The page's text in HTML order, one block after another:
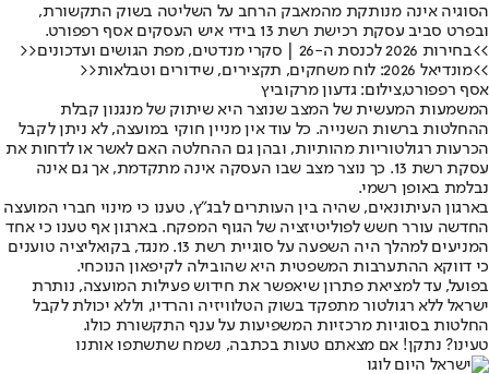
הסוגיה אינה מנותקת מהמאבק הרחב על השליטה בשוק התקשורת,
ובפרט סביב עסקת רכישת רשת 13 בידי איש העסקים אסף רפפורט.
>>בחירות 2026 לכנסת ה-26 | סקרי מנדטים, מפת הגושים ועדכונים<<
>>מונדיאל 2026: לוח משחקים, תקצירים, שידורים וטבלאות<<
אסף רפפורט,צילום: גדעון מרקוביץ
המשמעות המעשית של המצב שנוצר היא שיתוק של מנגנון קבלת
ההחלטות ברשות השנייה. כל עוד אין מניין חוקי במועצה, לא ניתן לקבל
הכרעות רגולטוריות מהותיות, ובהן גם ההחלטה האם לאשר או לדחות את
עסקת רשת 13. כך נוצר מצב שבו העסקה אינה מתקדמת, אך גם אינה
נבלמת באופן רשמי.
בארגון העיתונאים, שהיה בין העותרים לבג"ץ, טענו כי מינוי חברי המועצה
החדשה עורר חשש לפוליטיזציה של הגוף המפקח. בארגון אף טענו כי אחד
המניעים למהלך היה השפעה על סוגיית רשת 13. מנגד, בקואליציה טוענים
כי דווקא ההתערבות המשפטית היא שהובילה לקיפאון הנוכחי.
בפועל, עד למציאת פתרון שיאפשר את חידוש פעילות המועצה, נותרת
ישראל ללא רגולטור מתפקד בשוק הטלוויזיה והרדיו, וללא יכולת לקבל
החלטות בסוגיות מרכזיות המשפיעות על ענף התקשורת כולו.
טעינו? נתקן! אם מצאתם טעות בכתבה, נשמח שתשתפו אותנו